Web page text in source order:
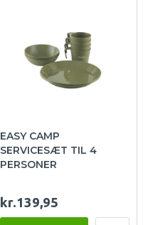
EASY CAMP
SERVICESÆT TIL 4
PERSONER
kr.139,95